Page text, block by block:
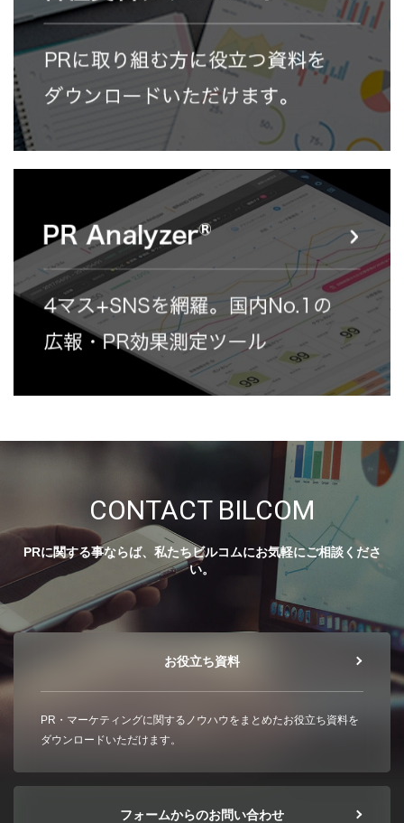
CONTACT BILCOM
PRに関する事ならば、私たちビルコムにお気軽にご相談くださ
い。
お役立ち資料
PR・マーケティングに関するノウハウをまとめたお役立ち資料を
ダウンロードいただけます。
フォームからのお問い合わせ